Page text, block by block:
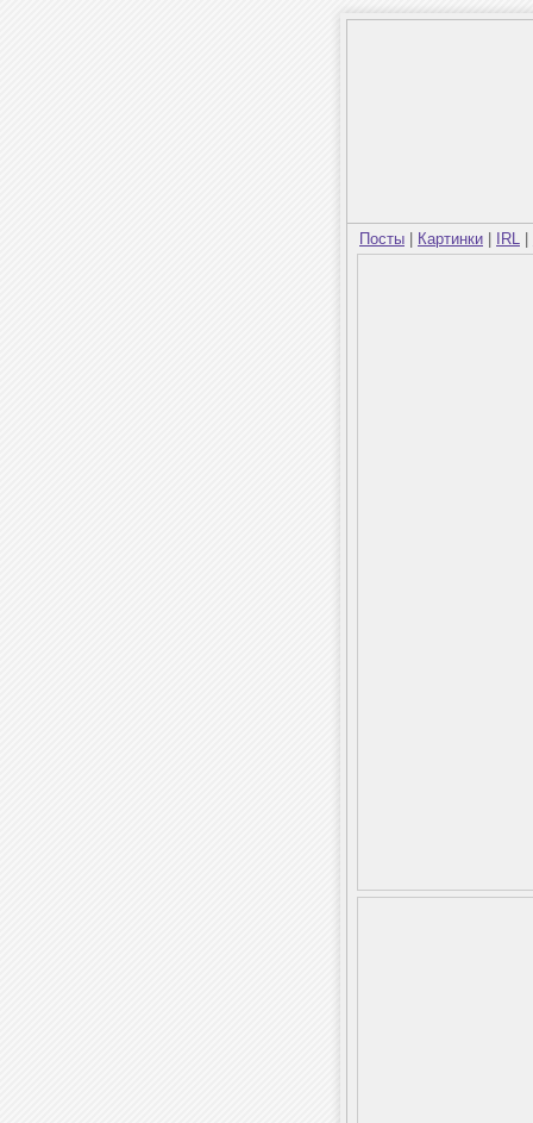
Посты Картинки IRL